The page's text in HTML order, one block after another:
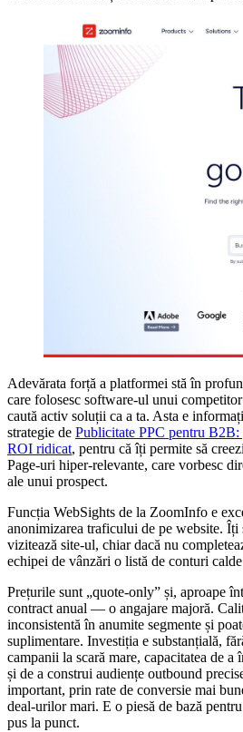
Adevărata forță a platformei stă în
care folosesc software-ul unui
caută activ soluții ca a ta. Asta e
strategie de Publicitate PPC pentru
ROI ridicat, pentru că îți permite să
Page-uri hiper-relevante, care vorbesc
ale unui prospect.
Funcția WebSights de la ZoomInfo e
anonimizarea traficului de pe website. Îți
vizitează site-ul, chiar dacă nu
echipei de vânzări o listă de conturi
Prețurile sunt „quote-only” și, aproape
contract anual — o angajare majoră.
inconsistentă în anumite segmente și
suplimentare. Investiția e substanțială,
campanii la scară mare, capacitatea de
și de a construi audiențe outbound
important, prin rate de conversie mai
deal-urilor mari. E o piesă de bază
pus la punct.